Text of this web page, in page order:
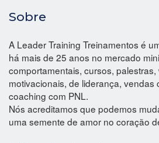
Sobre
A Leader Training Treinamentos é
há mais de 25 anos no mercado
comportamentais, cursos,
motivacionais, de liderança, vendas
coaching com PNL.
Nós acreditamos que podemos
uma semente de amor no coração